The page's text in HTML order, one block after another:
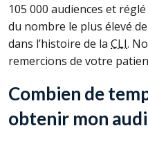
105 000 audiences et
du nombre le plus élevé
dans l’histoire de la CLI.
remercions de votre
Combien de
obtenir mon